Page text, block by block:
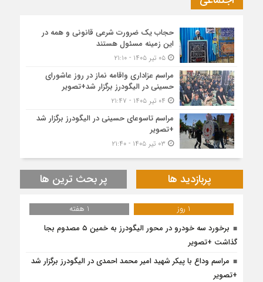
حجاب یک ضرورت شرعی قانونی و همه در
این زمینه مسئول هستند
۰۵ تیر ۱۴۰۵ - ۲۱:۱۰
مراسم عزاداری واقامه نماز در روز عاشورای
حسینی در الیگودرز برگزار شد+تصویر
مراسم تاسوعای حسینی در الیگودرز برگزار شد
+تصویر
پربازدید ها پر بحث ترین ها
1 روز
1 هفته
برخورد سه خودرو در محور الیگودرز به خمین ۵ مصدوم بجا
گذاشت +تصویر
مراسم وداع با پیکر شهید امیر محمد احمدی در الیگودرز برگزار شد
+تصویر